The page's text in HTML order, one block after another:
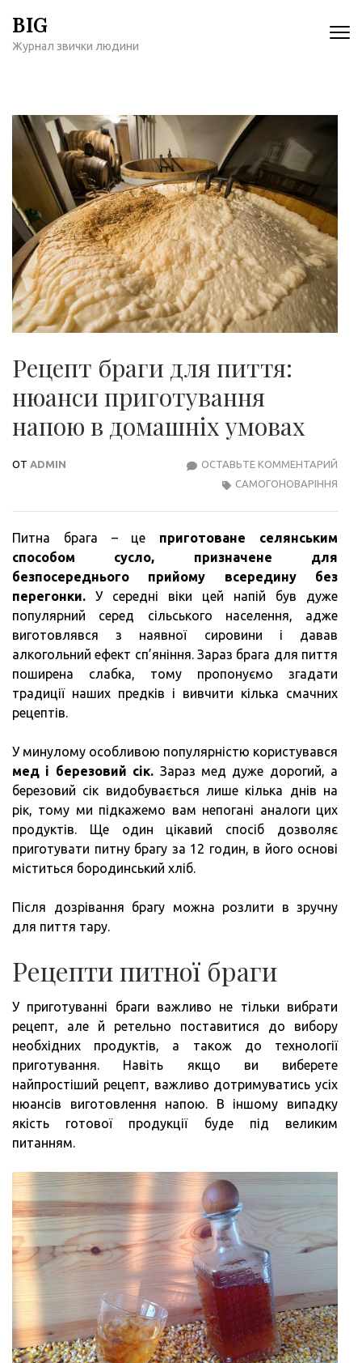
содержимому
BIG
Журнал звички людини
Рецепт браги для пиття:
нюанси приготування
напою в домашніх умовах
ОТ ADMIN ОСТАВЬТЕ КОММЕНТАРИЙ
САМОГОНОВАРІННЯ
Питна брага – це приготоване селянським
способом сусло, призначене для
безпосереднього прийому всередину без
перегонки. У середні віки цей напій був дуже
популярний серед сільського населення, адже
виготовлявся з наявної сировини і давав
алкогольний ефект сп’яніння. Зараз брага для пиття
поширена слабка, тому пропонуємо згадати
традиції наших предків і вивчити кілька смачних
рецептів.
У минулому особливою популярністю користувався
мед і березовий сік. Зараз мед дуже дорогий, а
березовий сік видобувається лише кілька днів на
рік, тому ми підкажемо вам непогані аналоги цих
продуктів. Ще один цікавий спосіб дозволяє
приготувати питну брагу за 12 годин, в його основі
міститься бородинський хліб.
Після дозрівання брагу можна розлити в зручну
для пиття тару.
Рецепти питної браги
У приготуванні браги важливо не тільки вибрати
рецепт, але й ретельно поставитися до вибору
необхідних продуктів, а також до технології
приготування. Навіть якщо ви виберете
найпростіший рецепт, важливо дотримуватись усіх
нюансів виготовлення напою. В іншому випадку
якість готової продукції буде під великим
питанням.